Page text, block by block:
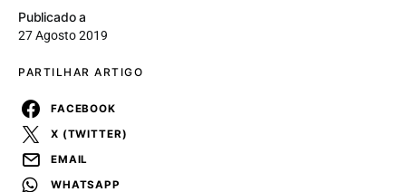
Publicado a
27 Agosto 2019
PARTILHAR ARTIGO
FACEBOOK
X (TWITTER)
EMAIL
WHATSAPP